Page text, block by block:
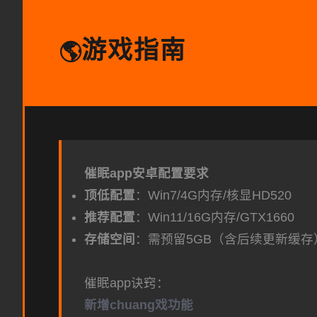
🌎游戏指南
催眠app安卓配置要求
​顶低配置​ ​：Win7/4G内存/核显HD520
​推荐配置​ ​：Win11/16G内存/GTX1660
​存储空间​ ：需预留5GB（含后续更新缓存
催眠app诀窍：
新增chuang戏功能